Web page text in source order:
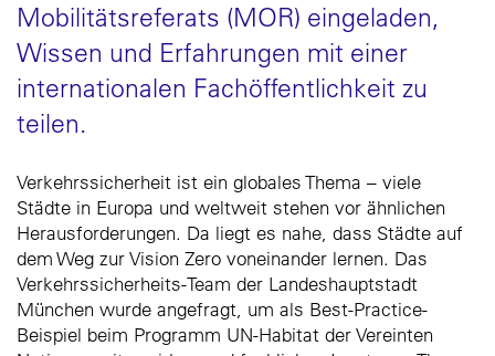
Mobilitätsreferats (MOR) eingeladen,
Wissen und Erfahrungen mit einer
internationalen Fachöffentlichkeit zu
teilen.
Verkehrssicherheit ist ein globales Thema – viele
Städte in Europa und weltweit stehen vor ähnlichen
Herausforderungen. Da liegt es nahe, dass Städte auf
dem Weg zur Vision Zero voneinander lernen. Das
Verkehrssicherheits-Team der Landeshauptstadt
München wurde angefragt, um als Best-Practice-
Beispiel beim Programm UN-Habitat der Vereinten